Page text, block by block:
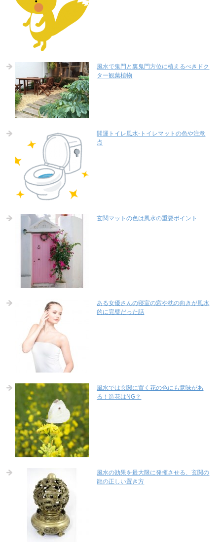
風水で鬼門と裏鬼門方位に植えるべきドク
ター観葉植物
開運トイレ風水-トイレマットの色や注意
点
玄関マットの色は風水の重要ポイント
ある女優さんの寝室の窓や枕の向きが風水
的に完璧だった話
風水では玄関に置く花の色にも意味があ
る！造花はNG？
風水の効果を最大限に発揮させる、玄関の
龍の正しい置き方